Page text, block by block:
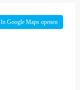
In Google Maps openen